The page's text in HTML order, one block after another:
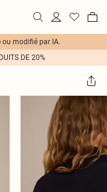
ou modifié par IA.
DE 20%